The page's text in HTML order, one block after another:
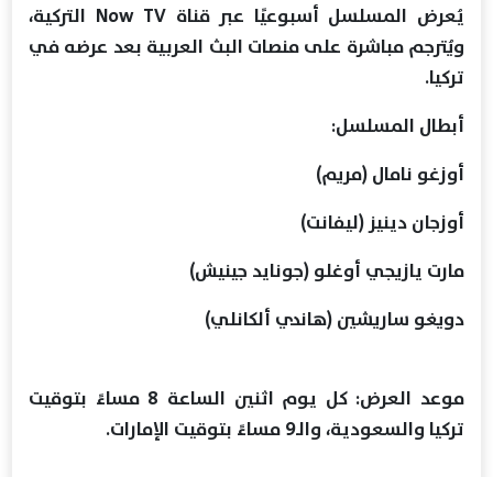
يُعرض المسلسل أسبوعيًا عبر قناة Now TV التركية،
ويُترجم مباشرة على منصات البث العربية بعد عرضه في
تركيا.
أبطال المسلسل:
أوزغو نامال (مريم)
أوزجان دينيز (ليفانت)
مارت يازيجي أوغلو (جونايد جينيش)
دويغو ساريشين (هاندي ألكانلي)
موعد العرض: كل يوم اثنين الساعة 8 مساءً بتوقيت
تركيا والسعودية، والـ9 مساءً بتوقيت الإمارات.